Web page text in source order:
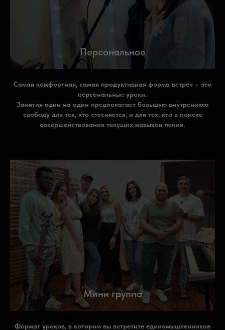
Персональное
Самая комфортная, самая продуктивная форма встреч – это
персональные уроки.
Занятия один на один предполагает большую внутреннюю
свободу для тех, кто стесняется, и для тех, кто в поиске
совершенствования текущих навыков пения.
Мини группа
Формат уроков, в котором вы встретите единомышленников